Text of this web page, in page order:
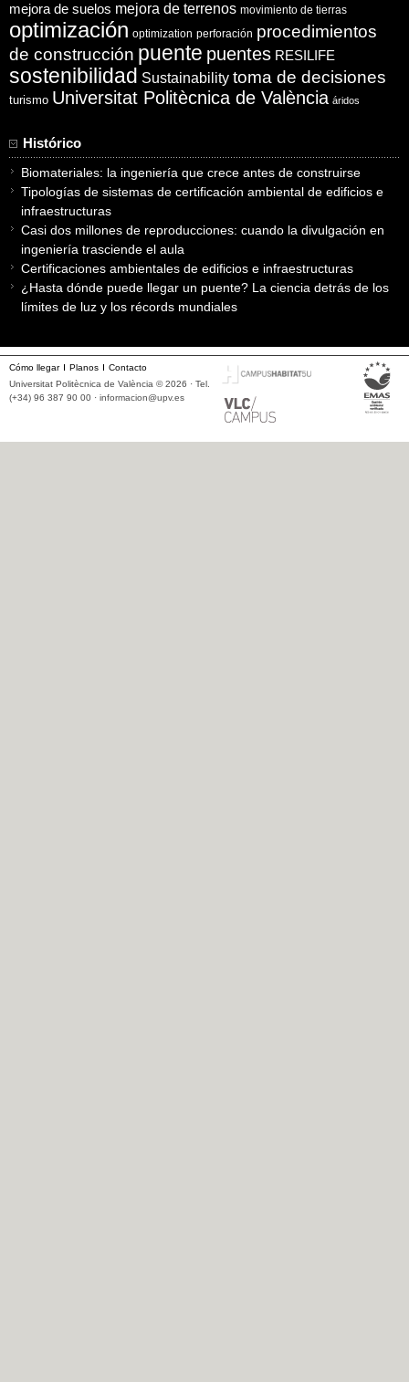
mejora de suelos mejora de terrenos movimiento de tierras
optimización optimization perforación procedimientos
de construcción puente puentes RESILIFE
sostenibilidad Sustainability toma de decisiones
turismo Universitat Politècnica de València áridos
Histórico
Biomateriales: la ingeniería que crece antes de construirse
Tipologías de sistemas de certificación ambiental de edificios e
infraestructuras
Casi dos millones de reproducciones: cuando la divulgación en
ingeniería trasciende el aula
Certificaciones ambientales de edificios e infraestructuras
¿Hasta dónde puede llegar un puente? La ciencia detrás de los
límites de luz y los récords mundiales
Cómo llegar Planos
Contacto
Universitat Politècnica de València © 2026 · Tel.
(+34) 96 387 90 00 · informacion@upv.es